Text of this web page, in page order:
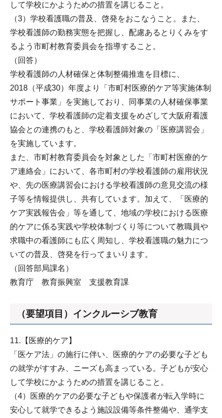
して学校にかようための措置を講じること。
（3）学校看護職の普及、啓発をおこなうこと。また、
学校看護師の勤務実態を把握し、配慮あるとりくみをす
るよう市町村教育委員会を指導すること。
（回答）
学校看護師の人材確保と体制整備推進を目標に、
2018（平成30）年度より「市町村医療的ケア等実施体制
サポート事業」を実施しており、同事業の人材確保事業
において、学校看護師の定着支援をめざして大阪府看護
協会との連携のもと、学校看護師対象の「医療講習会」
を実施しています。
また、市町村教育委員会を対象とした「市町村医療的ケ
ア連絡会」において、各市町村の学校看護師の雇用状況
や、先の医療講習会における学校看護師の意見交流の様
子等を情報提供し、共有しています。加えて、「医療的
ケア実践報告会」等を通して、地域の学校における医療
的ケアに係る実践や学校体制づくり等について教職員や
求職中の看護師にも広く周知し、学校看護職の魅力につ
いての普及、啓発を行ってまいります。
（回答部局課名）
教育庁 教育振興室 支援教育課
（要望項目）インクルーシブ教育
11.【医療的ケア】
「医ケア法」の施行に伴い、医療的ケアの必要な子ども
の就学がすすみ、ニーズも高まっている。子どもが安心
して学校にかようための措置を講じること。
（4）医療的ケアの必要な子どもや保護者が転入学時に
安心して就学できるよう施設設備等条件整備や、通学支